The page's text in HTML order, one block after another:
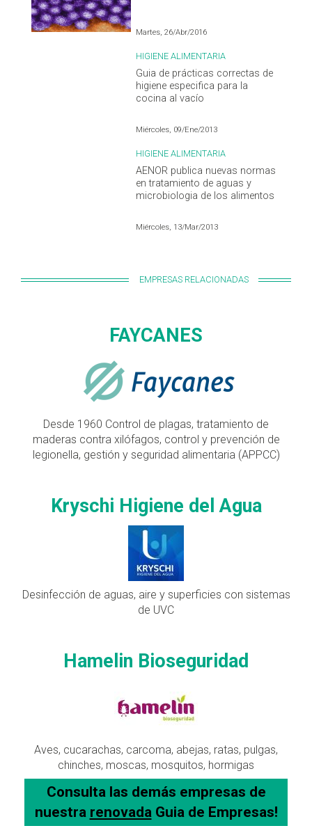
Martes, 26/Abr/2016
HIGIENE ALIMENTARIA
Guia de prácticas correctas de
higiene especifica para la
cocina al vacío
Miércoles, 09/Ene/2013
HIGIENE ALIMENTARIA
AENOR publica nuevas normas
en tratamiento de aguas y
microbiologia de los alimentos
Miércoles, 13/Mar/2013
EMPRESAS RELACIONADAS
FAYCANES
Desde 1960 Control de plagas, tratamiento de
maderas contra xilófagos, control y prevención de
legionella, gestión y seguridad alimentaria (APPCC)
Kryschi Higiene del Agua
Desinfección de aguas, aire y superficies con sistemas
de UVC
Hamelin Bioseguridad
Aves, cucarachas, carcoma, abejas, ratas, pulgas,
chinches, moscas, mosquitos, hormigas
Consulta las demás empresas de
nuestra renovadaGuia de Empresas!